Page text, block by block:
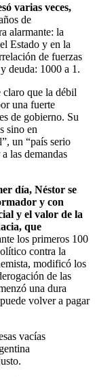
varias veces,
de
alarmante: la
Estado y en la
de fuerzas
deuda: 1000 a 1.
claro que la débil
una fuerte
de gobierno. Su
sino en
un “país serio
las demandas
día, Néstor se
y con
y el valor de la
que
los primeros 100
contra la
modificó los
de las
una dura
volver a pagar
vacías